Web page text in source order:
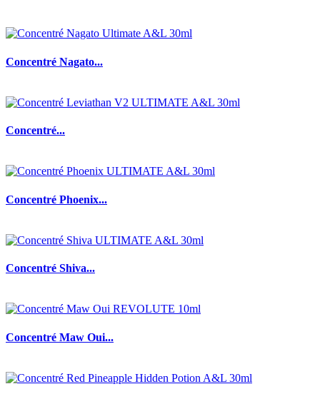
Concentré Nagato...
Concentré...
Concentré Phoenix...
Concentré Shiva...
Concentré Maw Oui...